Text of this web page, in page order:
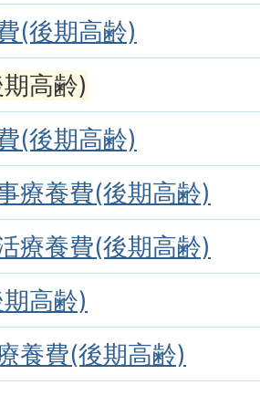
(後期高齢)
高齢)
(後期高齢)
療養費(後期高齢)
療養費(後期高齢)
高齢)
養費(後期高齢)